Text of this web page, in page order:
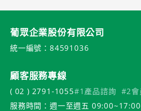
葡眾企業股份有限公司
統一編號：84591036
顧客服務專線
( 02 ) 2791-1055#1產品諮詢 #2會
服務時間：週一至週五 09:00~17:00